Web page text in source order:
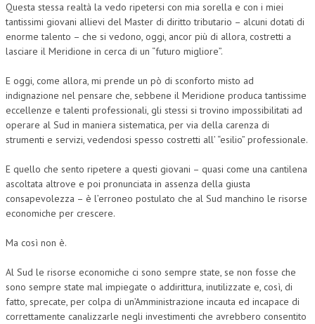
Questa stessa realtà la vedo ripetersi con mia sorella e con i miei
tantissimi giovani allievi del Master di diritto tributario – alcuni dotati di
enorme talento – che si vedono, oggi, ancor più di allora, costretti a
lasciare il Meridione in cerca di un “futuro migliore”.
E oggi, come allora, mi prende un pò di sconforto misto ad
indignazione nel pensare che, sebbene il Meridione produca tantissime
eccellenze e talenti professionali, gli stessi si trovino impossibilitati ad
operare al Sud in maniera sistematica, per via della carenza di
strumenti e servizi, vedendosi spesso costretti all’ “esilio” professionale.
E quello che sento ripetere a questi giovani – quasi come una cantilena
ascoltata altrove e poi pronunciata in assenza della giusta
consapevolezza – è l’erroneo postulato che al Sud manchino le risorse
economiche per crescere.
Ma così non è.
Al Sud le risorse economiche ci sono sempre state, se non fosse che
sono sempre state mal impiegate o addirittura, inutilizzate e, così, di
fatto, sprecate, per colpa di un’Amministrazione incauta ed incapace di
correttamente canalizzarle negli investimenti che avrebbero consentito